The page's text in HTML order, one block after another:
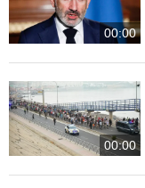
00:00
00:00